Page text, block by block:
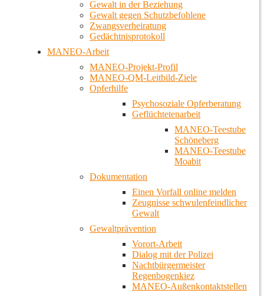
Gewalt in der Beziehung
Gewalt gegen Schutzbefohlene
Zwangsverheiratung
Gedächtnisprotokoll
MANEO-Arbeit
MANEO-Projekt-Profil
MANEO-QM-Leitbild-Ziele
Opferhilfe
Psychosoziale Opferberatung
Geflüchtetenarbeit
MANEO-Teestube
Schöneberg
MANEO-Teestube
Moabit
Dokumentation
Einen Vorfall online melden
Zeugnisse schwulenfeindlicher
Gewalt
Gewaltprävention
Vorort-Arbeit
Dialog mit der Polizei
Nachtbürgermeister
Regenbogenkiez
MANEO-Außenkontaktstellen